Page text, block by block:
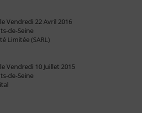
Vendredi 22 Avril 2016
de-Seine
Limitée (SARL)
Vendredi 10 Juillet 2015
de-Seine